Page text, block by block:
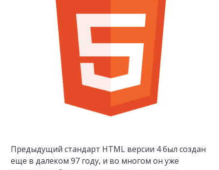
Предыдущий стандарт HTML версии 4 был создан
еще в далеком 97 году, и во многом он уже